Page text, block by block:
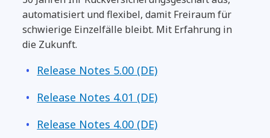
automatisiert und flexibel, damit Freiraum für
schwierige Einzelfälle bleibt. Mit Erfahrung in
die Zukunft.
Release Notes 5.00 (DE)
Release Notes 4.01 (DE)
Release Notes 4.00 (DE)